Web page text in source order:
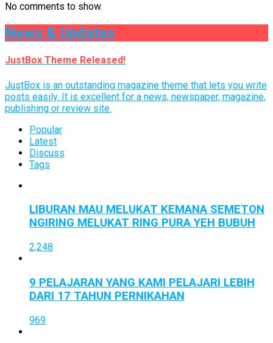
No comments to show.
News & Updates
JustBox Theme Released!
JustBox is an outstanding magazine theme that lets you write
posts easily. It is excellent for a news, newspaper, magazine,
publishing or review site.
Popular
Latest
Discuss
Tags
LIBURAN MAU MELUKAT KEMANA SEMETON
NGIRING MELUKAT RING PURA YEH BUBUH
2,248
9 PELAJARAN YANG KAMI PELAJARI LEBIH
DARI 17 TAHUN PERNIKAHAN
969